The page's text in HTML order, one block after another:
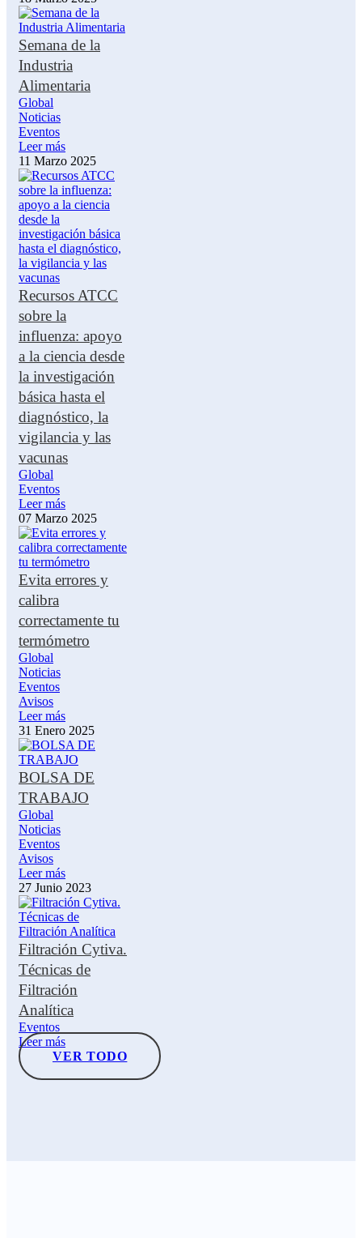
Semana de la
Industria
Alimentaria
Global
Noticias
Eventos
Leer más
11 Marzo 2025
Recursos ATCC
sobre la
influenza: apoyo
a la ciencia desde
la investigación
básica hasta el
diagnóstico, la
vigilancia y las
vacunas
Global
Eventos
Leer más
07 Marzo 2025
Evita errores y
calibra
correctamente tu
termómetro
Global
Noticias
Eventos
Avisos
Leer más
31 Enero 2025
BOLSA DE
TRABAJO
Global
Noticias
Eventos
Avisos
Leer más
27 Junio 2023
Filtración Cytiva.
Técnicas de
Filtración
Analítica
Eventos
Leer más
VER TODO